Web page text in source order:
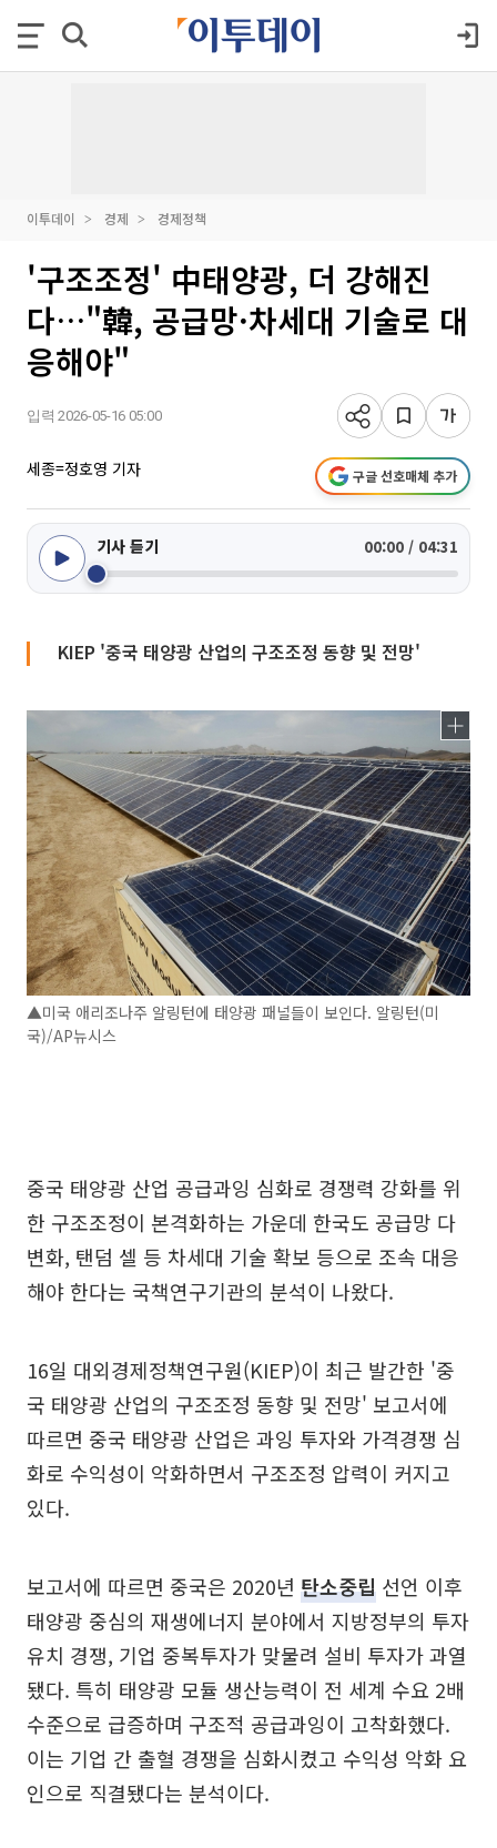
이투데이 경제 경제정책
'구조조정' 中태양광, 더 강해진
다…"韓, 공급망·차세대 기술로 대
응해야"
입력 2026-05-16 05:00
세종=정호영 기자 구글 선호매체 추가
기사 듣기 00:00 / 04:31
KIEP '중국 태양광 산업의 구조조정 동향 및 전망'
▲미국 애리조나주 알링턴에 태양광 패널들이 보인다. 알링턴(미
국)/AP뉴시스
중국 태양광 산업 공급과잉 심화로 경쟁력 강화를 위
한 구조조정이 본격화하는 가운데 한국도 공급망 다
변화, 탠덤 셀 등 차세대 기술 확보 등으로 조속 대응
해야 한다는 국책연구기관의 분석이 나왔다.
16일 대외경제정책연구원(KIEP)이 최근 발간한 '중
국 태양광 산업의 구조조정 동향 및 전망' 보고서에
따르면 중국 태양광 산업은 과잉 투자와 가격경쟁 심
화로 수익성이 악화하면서 구조조정 압력이 커지고
있다.
보고서에 따르면 중국은 2020년 탄소중립 선언 이후
태양광 중심의 재생에너지 분야에서 지방정부의 투자
유치 경쟁, 기업 중복투자가 맞물려 설비 투자가 과열
됐다. 특히 태양광 모듈 생산능력이 전 세계 수요 2배
수준으로 급증하며 구조적 공급과잉이 고착화했다.
이는 기업 간 출혈 경쟁을 심화시켰고 수익성 악화 요
인으로 직결됐다는 분석이다.